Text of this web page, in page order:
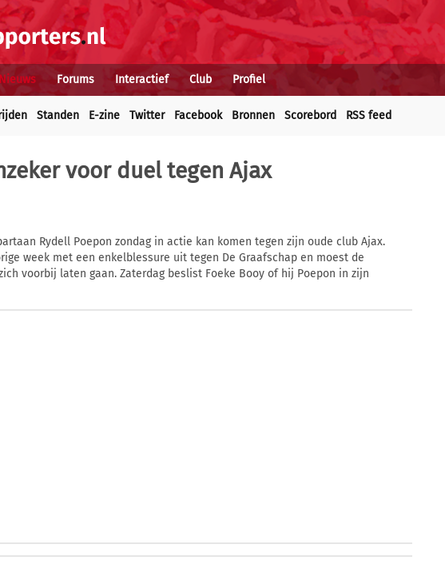
Nieuws Forums Interactief Club Profiel
Standen E-zine Twitter Facebook Bronnen Scorebord RSS feed
voor duel tegen Ajax
Rydell Poepon zondag in actie kan komen tegen zijn oude club Ajax.
week met een enkelblessure uit tegen De Graafschap en moest de
voorbij laten gaan. Zaterdag beslist Foeke Booy of hij Poepon in zijn